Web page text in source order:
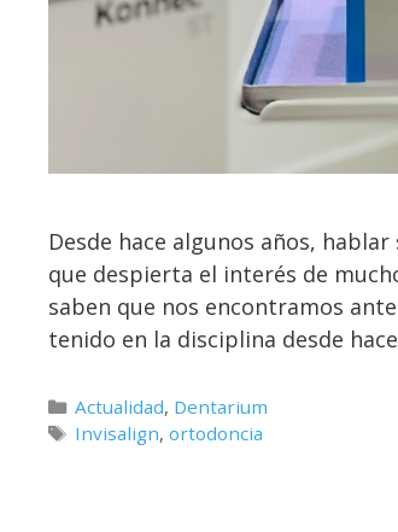
Desde hace algunos años,
que despierta el interés de
saben que nos encontramos
tenido en la disciplina desde
Actualidad, Dentarium
Invisalign,ortodoncia